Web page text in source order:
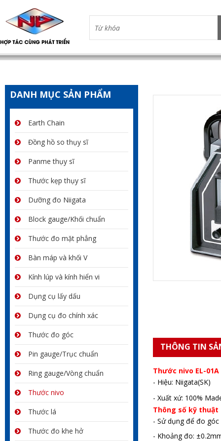
THÔNG TIN
Thước nivo EL-01A
- Hiệu: Niigata(SK)
- Xuất xứ: 100%
Thông số kỹ
- Sử dụng để đo góc
- Khoảng đo:
DANH MỤC SẢN PHẨM
Earth Chain
Đồng hồ so thụy sĩ
Panme thụy sĩ
Thước kẹp thụy sĩ
Dưỡng đo Niigata
Block gauge/Khối chuẩn
Thước đo mặt phẳng
Bàn máp và khối V
Kính lúp và kính hiển vi
Dụng cụ lấy dấu
Dụng cụ đo chính xác
Thước đo góc
Pin gauge/Trục chuẩn
Ring gauge/Vòng chuẩn
Thước nivo
Thước lá
Thước đo khe hở